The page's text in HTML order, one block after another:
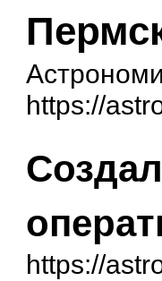
https://
https://